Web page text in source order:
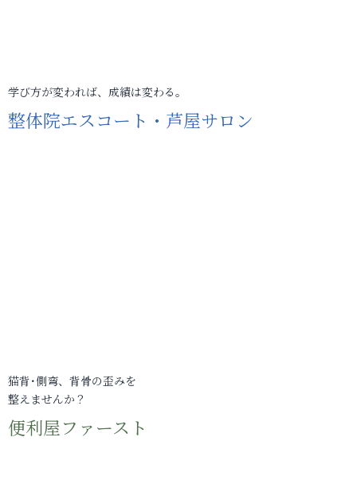
学び方が変われば、成績は変わる。
整体院エスコート・芦屋サロン
猫背･側弯、背骨の歪みを
整えませんか？
便利屋ファースト